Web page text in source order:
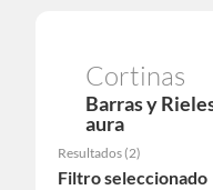
Cortinas
Barras y Rieles para Cortinas -
aura
Resultados (2)
Filtro seleccionado